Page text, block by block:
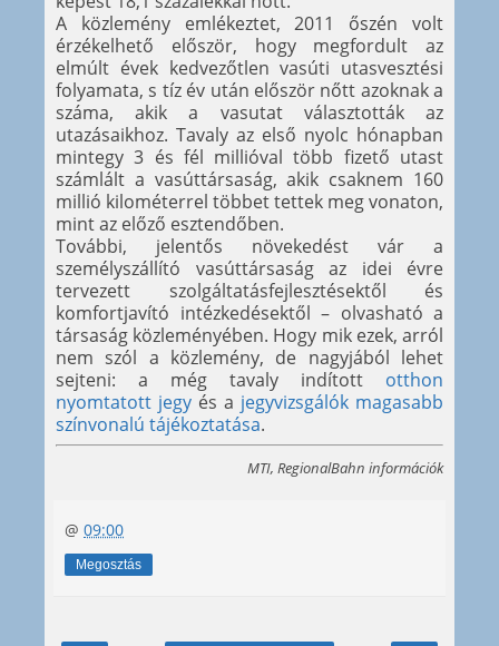
A közlemény emlékeztet, 2011 őszén volt
érzékelhető először, hogy megfordult az
elmúlt évek kedvezőtlen vasúti utasvesztési
folyamata, s tíz év után először nőtt azoknak a
száma, akik a vasutat választották az
utazásaikhoz. Tavaly az első nyolc hónapban
mintegy 3 és fél millióval több fizető utast
számlált a vasúttársaság, akik csaknem 160
millió kilométerrel többet tettek meg vonaton,
mint az előző esztendőben.
További, jelentős növekedést vár a
személyszállító vasúttársaság az idei évre
tervezett szolgáltatásfejlesztésektől és
komfortjavító intézkedésektől – olvasható a
társaság közleményében. Hogy mik ezek, arról
nem szól a közlemény, de nagyjából lehet
sejteni: a még tavaly indított otthon
nyomtatott jegy és a jegyvizsgálók magasabb
színvonalú tájékoztatása.
MTI, RegionalBahn információk
@ 09:00
Megosztás